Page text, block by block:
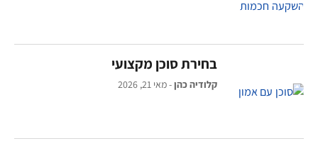
בחירת סוכן מקצועי
קלודיה כהן מאי 21, 2026